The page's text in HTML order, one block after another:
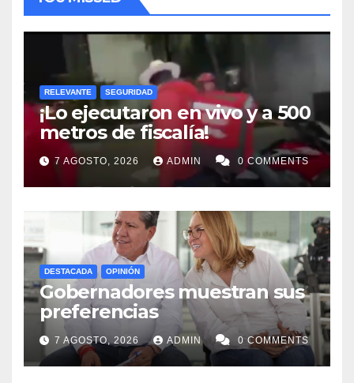
RELEVANTE SEGURIDAD
¡Lo ejecutaron en vivo y a 500
metros de fiscalía!
7 AGOSTO, 2026 ADMIN 0 COMMENTS
DESTACADA OPINIÓN
Gobernadores muestran sus
preferencias
7 AGOSTO, 2026 ADMIN 0 COMMENTS